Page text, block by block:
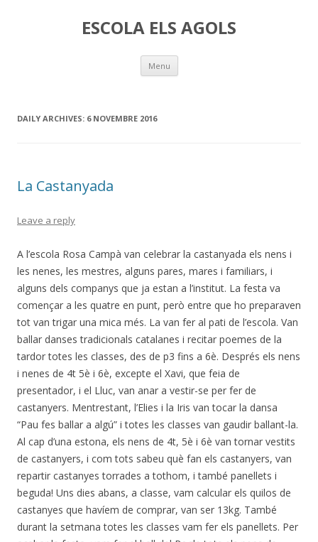
ESCOLA ELS AGOLS
Menu Skip
content
DAILY ARCHIVES: 6 NOVEMBRE 2016
La Castanyada
Leave a reply
A l’escola Rosa Campà van celebrar la castanyada els nens i
les nenes, les mestres, alguns pares, mares i familiars, i
alguns dels companys que ja estan a l’institut. La festa va
començar a les quatre en punt, però entre que ho preparaven
tot van trigar una mica més. La van fer al pati de l’escola. Van
ballar danses tradicionals catalanes i recitar poemes de la
tardor totes les classes, des de p3 fins a 6è. Després els nens
i nenes de 4t 5è i 6è, excepte el Xavi, que feia de
presentador, i el Lluc, van anar a vestir-se per fer de
castanyers. Mentrestant, l’Elies i la Iris van tocar la dansa
“Pau fes ballar a algú” i totes les classes van gaudir ballant-la.
Al cap d’una estona, els nens de 4t, 5è i 6è van tornar vestits
de castanyers, i com tots sabeu què fan els castanyers, van
repartir castanyes torrades a tothom, i també panellets i
beguda! Uns dies abans, a classe, vam calcular els quilos de
castanyes que havíem de comprar, van ser 13kg. També
durant la setmana totes les classes vam fer els panellets. Per